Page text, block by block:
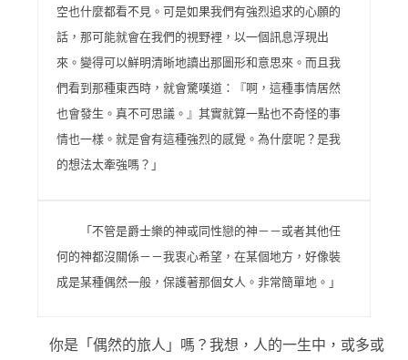
空也什麼都看不見。可是如果我們有強烈追求的心願的
話，那可能就會在我們的視野裡，以一個訊息浮現出
來。變得可以鮮明清晰地讀出那圖形和意思來。而且我
們看到那種東西時，就會驚嘆道：『啊，這種事情居然
也會發生。真不可思議。』其實就算一點也不奇怪的事
情也一樣。就是會有這種強烈的感覺。為什麼呢？是我
的想法太牽強嗎？」
「不管是爵士樂的神或同性戀的神－－或者其他任
何的神都沒關係－－我衷心希望，在某個地方，好像裝
成是某種偶然一般，保護著那個女人。非常簡單地。」
你是「偶然的旅人」嗎？我想，人的一生中，或多或